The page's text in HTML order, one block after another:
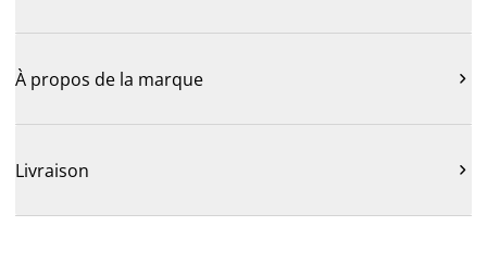
À propos de la marque 
Livraison 